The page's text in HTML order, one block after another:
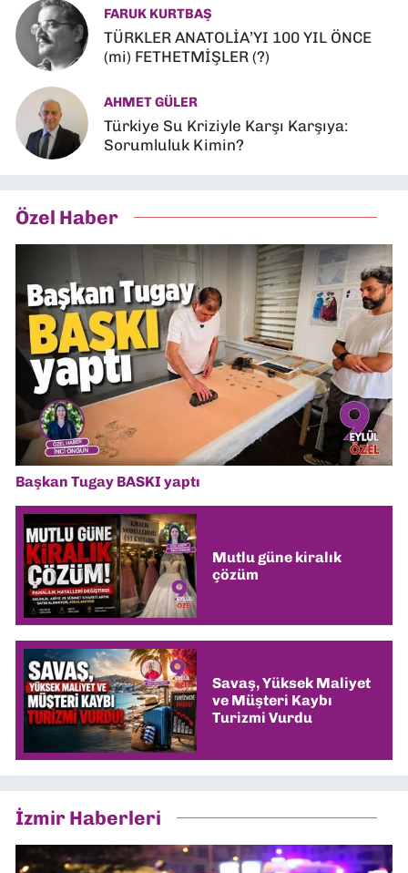
FARUK KURTBAŞ
TÜRKLER ANATOLİA’YI 100 YIL ÖNCE
(mi) FETHETMİŞLER (?)
AHMET GÜLER
Türkiye Su Kriziyle Karşı Karşıya:
Sorumluluk Kimin?
Özel Haber
Başkan Tugay BASKI yaptı
Mutlu güne kiralık
çözüm
Savaş, Yüksek Maliyet
ve Müşteri Kaybı
Turizmi Vurdu
İzmir Haberleri